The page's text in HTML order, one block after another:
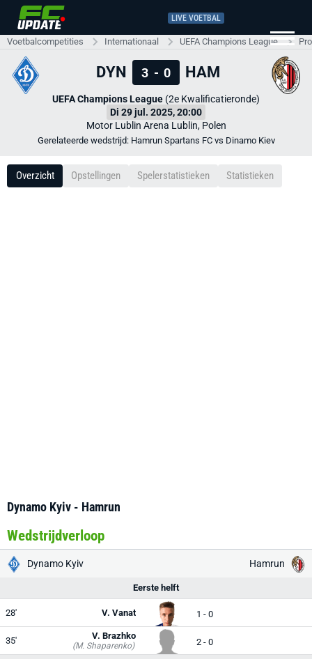
LIVE VOETBAL
Voetbalcompetities Internationaal UEFA Champions League
DYN 3 - 0 HAM
UEFA Champions League (2e Kwalificatieronde)
Di 29 jul. 2025, 20:00
Motor Lublin Arena Lublin, Polen
Gerelateerde wedstrijd: Hamrun Spartans FC vs Dinamo Kiev
Overzicht Opstellingen Spelerstatistieken Statistieken
Dynamo Kyiv - Hamrun
Wedstrijdverloop
Dynamo Kyiv Hamrun
Eerste helft
28' V. Vanat 1 - 0
35' (M. Shaparenko)
V. Brazhko
2 - 0